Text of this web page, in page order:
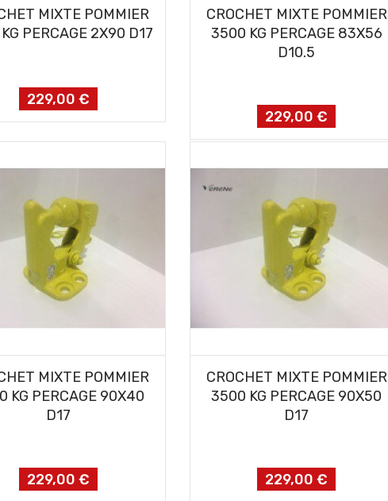
AJOUTER AU PANIER
MIXTE POMMIER
PERCAGE 2X90 D17
Prix
229,00 €
AJOUTER AU PANIER
CROCHET MIXTE POMMIER
3500 KG PERCAGE 83X56
D10.5
Prix
229,00 €
AJOUTER AU PANIER
MIXTE POMMIER
KG PERCAGE 90X40
D17
Prix
229,00 €
AJOUTER AU PANIER
CROCHET MIXTE POMMIER
3500 KG PERCAGE 90X50
D17
Prix
229,00 €